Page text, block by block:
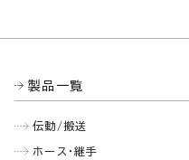
製品一覧
伝動/搬送
ホース・継手